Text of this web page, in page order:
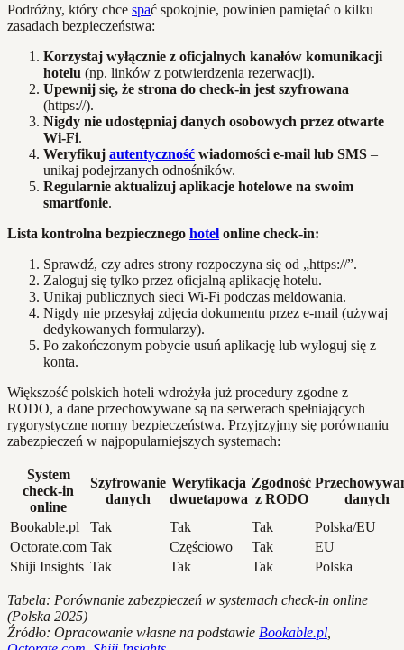
Podróżny, który chce spać spokojnie, powinien pamiętać o kilku
zasadach bezpieczeństwa:
Korzystaj wyłącznie z oficjalnych kanałów komunikacji
hotelu (np. linków z potwierdzenia rezerwacji).
Upewnij się, że strona do check-in jest szyfrowana
(https://).
Nigdy nie udostępniaj danych osobowych przez otwarte
Wi-Fi.
Weryfikuj autentyczność wiadomości e-mail lub SMS –
unikaj podejrzanych odnośników.
Regularnie aktualizuj aplikacje hotelowe na swoim
smartfonie.
Lista kontrolna bezpiecznego hotel online check-in:
Sprawdź, czy adres strony rozpoczyna się od „https://”.
Zaloguj się tylko przez oficjalną aplikację hotelu.
Unikaj publicznych sieci Wi-Fi podczas meldowania.
Nigdy nie przesyłaj zdjęcia dokumentu przez e-mail (używaj
dedykowanych formularzy).
Po zakończonym pobycie usuń aplikację lub wyloguj się z
konta.
Większość polskich hoteli wdrożyła już procedury zgodne z
RODO, a dane przechowywane są na serwerach spełniających
rygorystyczne normy bezpieczeństwa. Przyjrzyjmy się porównaniu
zabezpieczeń w najpopularniejszych systemach:
System
check-in
online
Szyfrowanie
danych
Weryfikacja
dwuetapowa
Zgodność
z RODO
danych
Bookable.pl
Tak Tak Tak
Polska/EU
Octorate.com Tak Częściowo Tak
EU
Shiji Insights Tak Tak Tak Polska
Tabela: Porównanie zabezpieczeń w systemach check-in online
(Polska 2025)
Źródło: Opracowanie własne na podstawie Bookable.pl